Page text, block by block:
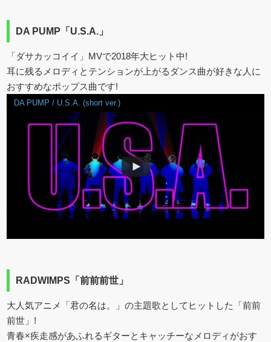
DA PUMP「U.S.A.」
「ダサカッコイイ」MVで2018年大ヒット中!
耳に残るメロディとテンションが上がるダンス曲が好きな人に
おすすめなポップス曲です!
DA PUMP / U.S.A. (short ver.)
RADWIMPS「前前前世」
大人気アニメ「君の名は。」の主題歌としてヒットした「前前
前世」!
青春×疾走感があふれるギターとキャッチーなメロディがおす